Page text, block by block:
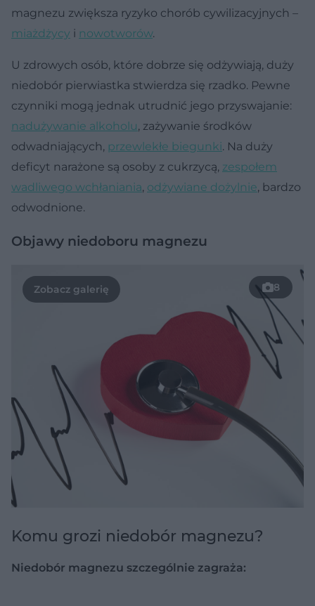
magnezu zwiększa ryzyko chorób cywilizacyjnych –
miażdżycy i nowotworów.
U zdrowych osób, które dobrze się odżywiają, duży
niedobór pierwiastka stwierdza się rzadko. Pewne
czynniki mogą jednak utrudnić jego przyswajanie:
nadużywanie alkoholu, zażywanie środków
odwadniających, przewlekłe biegunki. Na duży
deficyt narażone są osoby z cukrzycą, zespołem
wadliwego wchłaniania, odżywiane dożylnie, bardzo
odwodnione.
Objawy niedoboru magnezu
8
Komu grozi niedobór magnezu?
Niedobór magnezu szczególnie zagraża: